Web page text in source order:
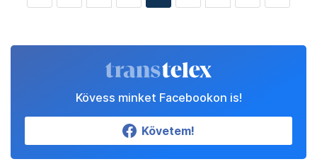
Kövess minket Facebookon is!
Követem!